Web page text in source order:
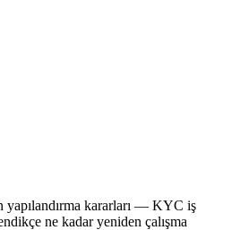
yapılandırma kararları — KYC iş
ne kadar yeniden çalışma